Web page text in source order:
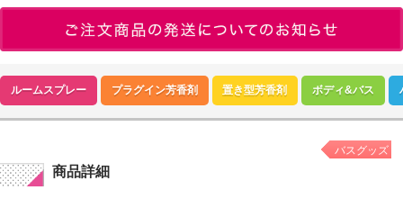
ルームスプレー プラグイン芳香剤 置き型芳香剤 ボディ&バス
商品詳細
バスグッズ